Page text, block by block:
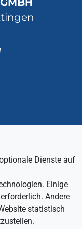
Dienste auf
Einige
Andere
statistisch